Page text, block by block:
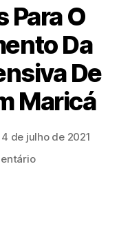
Para O
Da
De
Maricá
4 de julho de 2021